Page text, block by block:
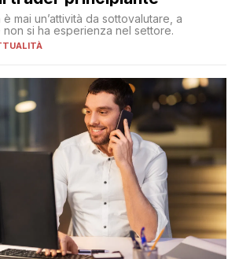
mai un’attività da sottovalutare, a
si ha esperienza nel settore.